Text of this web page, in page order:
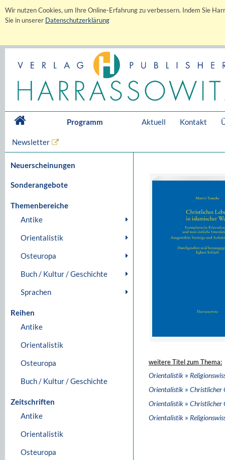
Wir nutzen Cookies, um Ihre Online-Erfahrung zu verbessern. Indem Sie
Sie in unserer Datenschutzerklärung
Programm Aktuell Kontakt
Newsletter
Neuerscheinungen
Sonderangebote
Themenbereiche
Antike
Orientalistik
Osteuropa
Buch / Kultur / Geschichte
Sprachen
Reihen
Antike
Orientalistik
Osteuropa
Buch / Kultur / Geschichte
Zeitschriften
Antike
Orientalistik
Osteuropa
weitere Titel zum Thema:
Orientalistik »
Orientalistik » Christlicher
Orientalistik » Christlicher
Orientalistik »